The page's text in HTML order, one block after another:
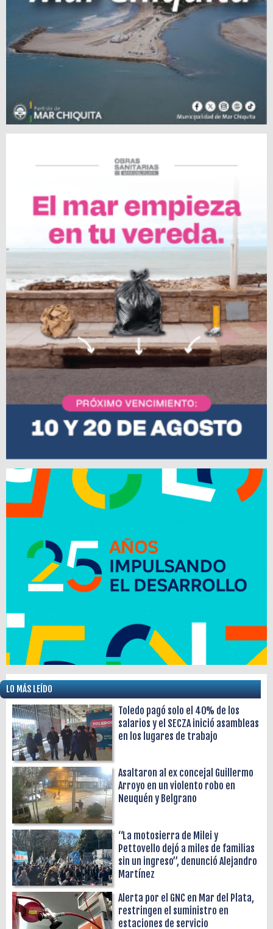
LO MÁS LEÍDO
Toledo pagó solo el 40% de los
salarios y el SECZA inició asambleas
en los lugares de trabajo
Asaltaron al ex concejal Guillermo
Arroyo en un violento robo en
Neuquén y Belgrano
“La motosierra de Milei y
Pettovello dejó a miles de familias
sin un ingreso”, denunció Alejandro
Martínez
Alerta por el GNC en Mar del Plata,
restringen el suministro en
estaciones de servicio